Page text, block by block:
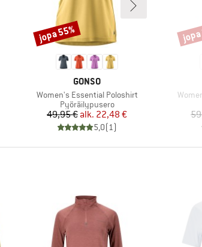
MERKKI
GONSO
Tuote
Women's Essential Poloshirt
Tuoteryhmä
Pyöräilypusero
Hinta
49,95 € Alennettu hinta
alk. 22,48 €
5,0(1)
Alennus
jopa 55%
Tuote